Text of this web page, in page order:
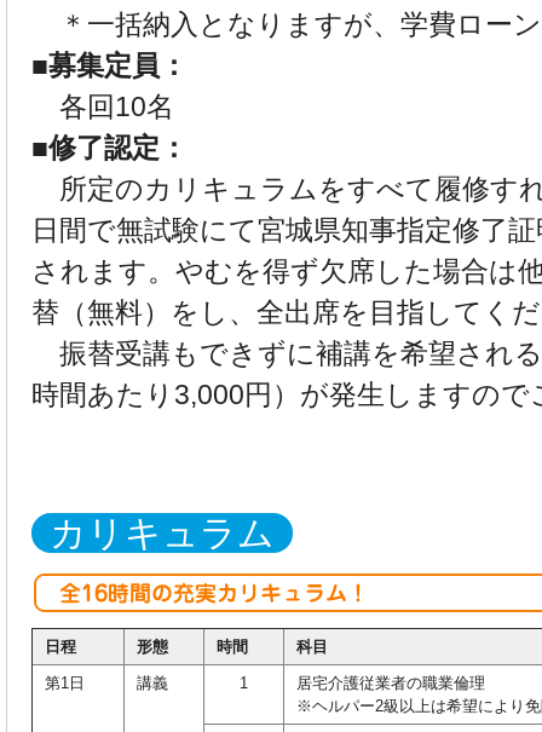
＊一括納入となりますが、学費ロー
■募集定員：
各回10名
■修了認定：
所定のカリキュラムをすべて履修す
日間で無試験にて宮城県知事指定修了
されます。やむを得ず欠席した場合は
替（無料）をし、全出席を目指してく
振替受講もできずに補講を希望され
時間あたり3,000円）が発生しますので
カリキュラム
日程 形態 時間
科目
第1日
講義 1
居宅介護従業者の職業倫理
※ヘルパー2級以上は希望により